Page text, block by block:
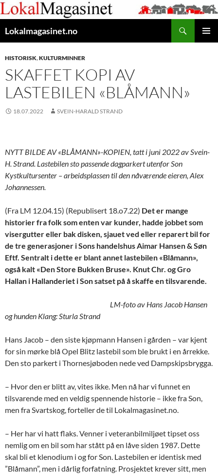
Gå
til
innhaldet
Lokalmagasinet.no
HISTORISK,KULTURMINNER
SKAFFET KOPI AV
LASTEBILEN «BLÅMANN»
18.07.2022 SVEIN-HARALD STRAND
NYTT BILDE AV «BLÅMANN»-KOPIEN, tatt i juni 2022 av Svein-
H. Strand. Lastebilen sto passende dagparkert utenfor Son
Kystkultursenter – arbeidsplassen til den nåværende eieren, Alex
Johannessen.
(Fra LM 12.04.15) (Republisert 18.o7.22) Det er mange
historier fra folk som enten var kunder, hadde jobbet som
visergutter eller bak disken, sjauet ved eller reparert bil for
de tre generasjoner i Sons handelshus Aimar Hansen & Søn
Eftf. Sentralt i dette er blant annet lastebilen «Blåmann»,
også kalt «Den Store Bukken Bruse». Knut Chr. og Gro
Hallan i Hallanderiet i Son satset på å skaffe en tilsvarende.
LM-foto av Hans Jacob Hansen
og hunden Klang: Sturla Strand
Hans Jacob – den siste kjøpmann Hansen i gården – var kjent
for sin mørke blå Opel Blitz lastebil som ble brukt i en årrekke.
Den sto parkert i Thornesjøboden nede ved Dampskipsbrygga.
– Hvor den er blitt av, vites ikke. Men nå har vi funnet en
tilsvarende med en veldig spennende historie – ikke fra Son,
men fra Svartskog, forteller de til Lokalmagasinet.no.
– Her har vi hatt flaks. Venner i veteranbilmiljøet tipset oss
nemlig om en bil som har stått på en låve siden 1987. Dette
skal bli et klenodium i og for Son. Lastebilen er identisk med
”Blåmann”, men i dårlig forfatning. Prosjektet krever sitt, men